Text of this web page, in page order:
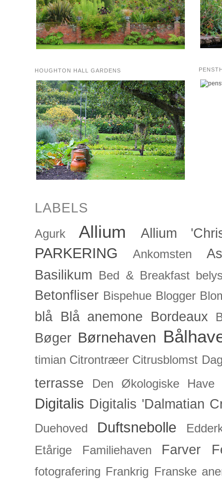
HOUGHTON HALL GARDENS
LABELS
Agurk Allium Allium
PARKERING Ankomsten
Basilikum
Bed & Breakfast
Betonfliser Bispehue Blogger
blå Blå anemone Bordeaux
Bøger Børnehaven
timian Citrontræer Citrusblomst
terrasse Den Økologiske Have
Digitalis Digitalis 'Dalmatian
Duehoved Duftsnebolle
Etårige
Familiehaven Farver
fotografering Frankrig Franske